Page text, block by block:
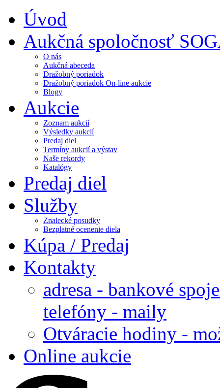
Úvod
Aukčná spoločnosť
O nás
Aukčná abeceda
Dražobný poriadok
Dražobný poriadok On-line aukcie
Blogy
Aukcie
Zoznam aukcií
Výsledky aukcií
Predaj diel
Termíny aukcií a výstav
Naše rekordy
Katalógy
Predaj diel
Služby
Znalecké posudky
Bezplatné ocenenie diela
Kúpa / Predaj
Kontakty
adresa - bankové
telefóny - maily
Otváracie hodiny -
Online aukcie